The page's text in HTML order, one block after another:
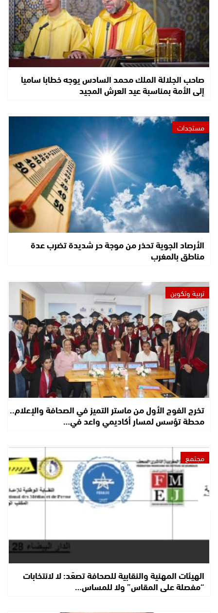
صاحب الجلالة الملك محمد السادس يوجه خطابا ساميا
إلى الأمة بمناسبة عيد العرش المجيد
مستجدات
الأرصاد الجوية تحذر من موجة حر شديدة تضرب عدة
مناطق بالمغرب
تربية وتكوين
تخرج الفوج الأول من ماستر التميز في الصحافة والإعلام..
محطة تؤسس لمسار أكاديمي واعد في…
مجتمع
الهيئات المهنية والنقابية للصحافة تصعّد: لا لانتخابات
“مفصلة على المقاس” ولا للمساس…